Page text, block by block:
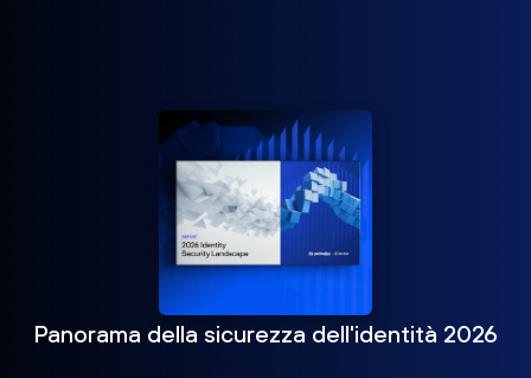
Panorama della sicurezza dell'identità 2026